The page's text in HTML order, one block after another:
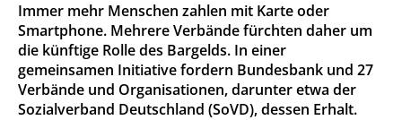
Immer mehr Menschen zahlen mit Karte oder
Smartphone. Mehrere Verbände fürchten daher um
die künftige Rolle des Bargelds. In einer
gemeinsamen Initiative fordern Bundesbank und 27
Verbände und Organisationen, darunter etwa der
Sozialverband Deutschland (SoVD), dessen Erhalt.